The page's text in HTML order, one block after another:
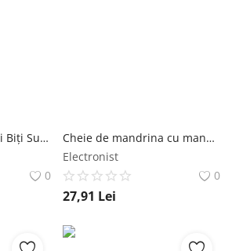
Trusă 33 Piese Vafuri Biți Surubelnita pentru suruburi de siguranta + Prelungitor VOREL
0
Cheie de mandrina cu maner 2 ÎN1
Electronist
0
27,91 Lei